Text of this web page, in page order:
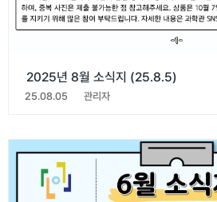
2025년 8월 소식지 (25.8.5)
25.08.05 관리자